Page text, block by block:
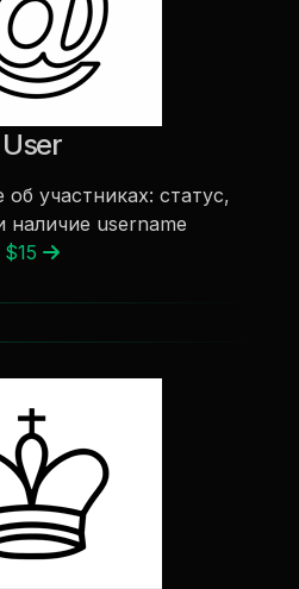
User
участниках: статус,
наличие username
$15